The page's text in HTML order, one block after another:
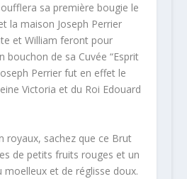
sa première bougie le
la maison Joseph Perrier
et William feront pour
bouchon de sa Cuvée “Esprit
Perrier fut en effet le
Victoria et du Roi Edouard
royaux, sachez que ce Brut
de petits fruits rouges et un
moelleux et de réglisse doux.